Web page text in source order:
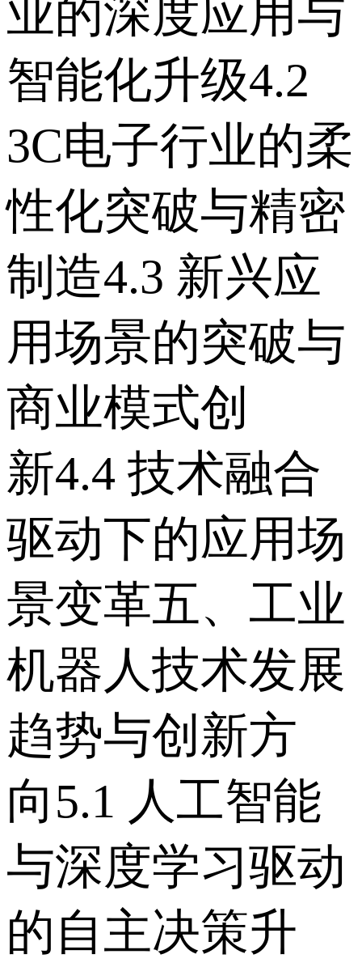
业的深度应用与
智能化升级 4.2
3C电子行业的柔
性化突破与精密
制造 4.3 新兴应
用场景的突破与
商业模式创
新 4.4 技术融合
驱动下的应用场
景变革 五、工业
机器人技术发展
趋势与创新方
向 5.1 人工智能
与深度学习驱动
的自主决策升